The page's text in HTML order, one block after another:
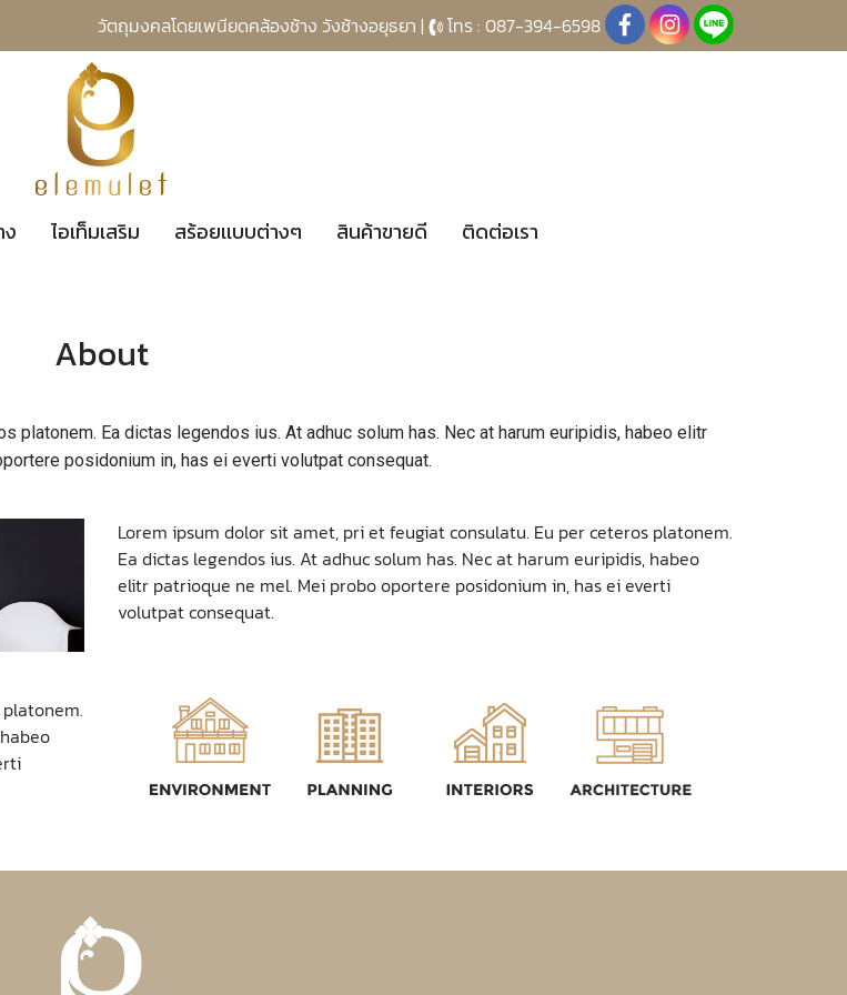
วัตถุมงคลโดยเพนียดคล้องช้าง วังช้างอยุธยา | โทร : 087-394-6598
ง ไอเท็มเสริม สร้อยเเบบต่างๆ สินค้าขายดี ติดต่อเรา
About
platonem. Ea dictas legendos ius. At adhuc solum has. Nec at harum euripidis, habeo elitr
posidonium in, has ei everti volutpat consequat.
Lorem ipsum dolor sit amet, pri et feugiat consulatu. Eu per ceteros platonem.
Ea dictas legendos ius. At adhuc solum has. Nec at harum euripidis, habeo
elitr patrioque ne mel. Mei probo oportere posidonium in, has ei everti
volutpat consequat.